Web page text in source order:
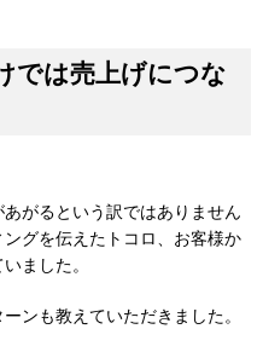
では売上げにつな
がるという訳ではありません
グを伝えたトコロ、お客様か
ました。
ンも教えていただきました。